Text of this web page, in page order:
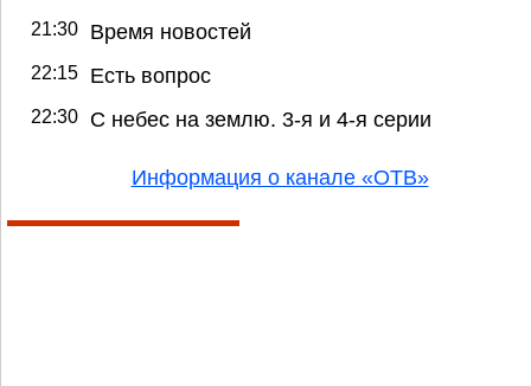
21:30 Время новостей
22:15 Есть вопрос
22:30 С небес на землю. 3-я и 4-я серии
Информация о канале «ОТВ»